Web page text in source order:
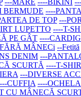
BERMUDE ----
DE TOP ---
LUPETTO ----T-
PE GÂT ----
MÂNECi --Fetită
DENIM ---
SCURTĂ ----T-
---DIVERSE
CUFFIA ----
CU MÂNECĂ